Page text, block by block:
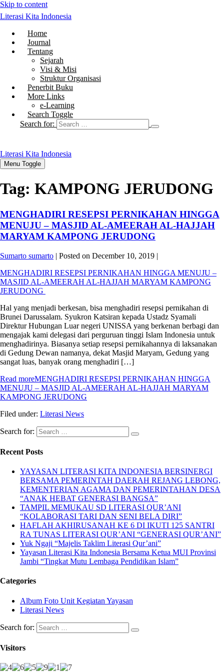
Skip to content
Literasi Kita Indonesia
Home
Journal
Tentang
Sejarah
Visi & Misi
Struktur Organisasi
Penerbit Buku
More Links
e-Learning
Search Toggle
Search for:
Literasi Kita Indonesia
Menu Toggle
Tag: KAMPONG JERUDONG
MENGHADIRI RESEPSI PERNIKAHAN HINGGA
MENUJU – MASJID AL-AMEERAH AL-HAJJAH
MARYAM KAMPONG JERUDONG
Sumarto sumarto | Posted on December 10, 2019 |
MENGHADIRI RESEPSI PERNIKAHAN HINGGA MENUJU –
MASJID AL-AMEERAH AL-HAJJAH MARYAM KAMPONG
JERUDONG
Hal yang menjadi berkesan, bisa menghadiri resepsi pernikahan di
Brunei Darussalam. Syukron Katsiran kepada Ustadz Syamali
Direktur Hubungan Luar negeri UNISSA yang berkenan berbagi dan
mengajak kami delegasi dari perguruan tinggi Islam Indonesia untuk
menghadirinya. Biasanya setiap resepsi pernikahannya di laksanakan
di Gedung Dewan namanya, dekat Masjid Maryam, Gedung yang
sangat luas, banyak orang menghadiri […]
Read moreMENGHADIRI RESEPSI PERNIKAHAN HINGGA
MENUJU – MASJID AL-AMEERAH AL-HAJJAH MARYAM
KAMPONG JERUDONG
Filed under: Literasi News
Search for:
Recent Posts
YAYASAN LITERASI KITA INDONESIA BERSINERGI
BERSAMA PEMERINTAH DAERAH REJANG LEBONG,
KEMENTERIAN AGAMA DAN PEMERINTAHAN DESA
“ANAK HEBAT GENERASI BANGSA”
TAMPIL MEMUKAU SD LITERASI QUR’ANI
“KOLABORASI TARI DAN SENI BELA DIRI”
HAFLAH AKHIRUSANAH KE 6 DI IKUTI 125 SANTRI
RA TUNAS LITERASI QUR’ANI “GENERASI QUR’ANI”
Yuk Ngaji “Majelis Taklim Literasi Qur’ani”
Yayasan Literasi Kita Indonesia Bersama Ketua MUI Provinsi
Jambi “Tingkat Mutu Lembaga Pendidikan Islam”
Categories
Album Foto Unit Kegiatan Yayasan
Literasi News
Search for:
Visitors